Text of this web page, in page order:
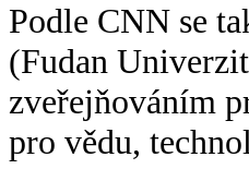
Podle CNN se
(Fudan
zveřejňováním
pro vědu,